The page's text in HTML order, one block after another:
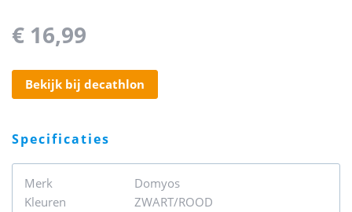
€ 16,99
bekijk bij decathlon
specificaties
Merk
Domyos
Kleuren
ZWART/ROOD